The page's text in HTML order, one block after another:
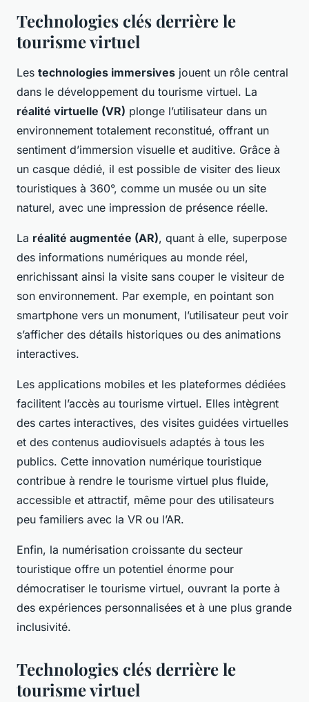
Technologies clés derrière le
tourisme virtuel
Les technologies immersives jouent un rôle central
dans le développement du tourisme virtuel. La
réalité virtuelle (VR) plonge l’utilisateur dans un
environnement totalement reconstitué, offrant un
sentiment d’immersion visuelle et auditive. Grâce à
un casque dédié, il est possible de visiter des lieux
touristiques à 360°, comme un musée ou un site
naturel, avec une impression de présence réelle.
La réalité augmentée (AR), quant à elle, superpose
des informations numériques au monde réel,
enrichissant ainsi la visite sans couper le visiteur de
son environnement. Par exemple, en pointant son
smartphone vers un monument, l’utilisateur peut voir
s’afficher des détails historiques ou des animations
interactives.
Les applications mobiles et les plateformes dédiées
facilitent l’accès au tourisme virtuel. Elles intègrent
des cartes interactives, des visites guidées virtuelles
et des contenus audiovisuels adaptés à tous les
publics. Cette innovation numérique touristique
contribue à rendre le tourisme virtuel plus fluide,
accessible et attractif, même pour des utilisateurs
peu familiers avec la VR ou l’AR.
Enfin, la numérisation croissante du secteur
touristique offre un potentiel énorme pour
démocratiser le tourisme virtuel, ouvrant la porte à
des expériences personnalisées et à une plus grande
inclusivité.
Technologies clés derrière le
tourisme virtuel